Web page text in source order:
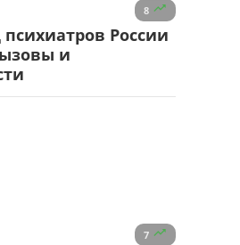
8 
России
и
7 